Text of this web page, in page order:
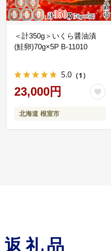
返還要求運動を力強く推進するた
・共創プロジェクト支援基金」を
る事業
る住みよいまちづくりの推進のた
＜計350g＞いくら醤油漬
(鮭卵)70g×5P B-11010
5.0 （1）
23,000円
北海道 根室市
礼品